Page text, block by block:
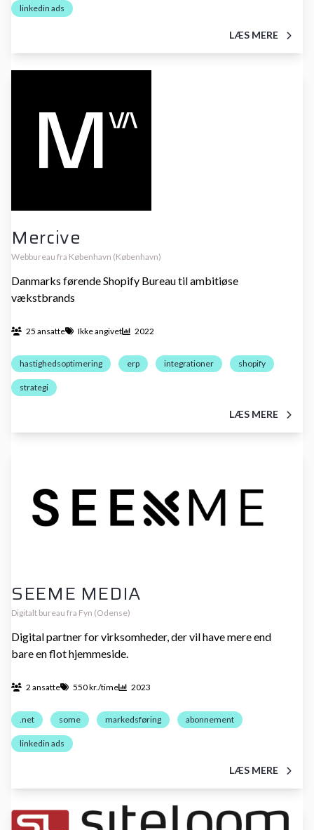
linkedin ads
LÆS MERE
Mercive
Webbureau fra København (København)
Danmarks førende Shopify Bureau til ambitiøse
vækstbrands
25 ansatte Ikke angivet 2022
hastighedsoptimering erp integrationer shopify
strategi
LÆS MERE
SEEME MEDIA
Digitalt bureau fra Fyn (Odense)
Digital partner for virksomheder, der vil have mere end
bare en flot hjemmeside.
2 ansatte 550 kr./time 2023
.net some markedsføring abonnement
linkedin ads
LÆS MERE